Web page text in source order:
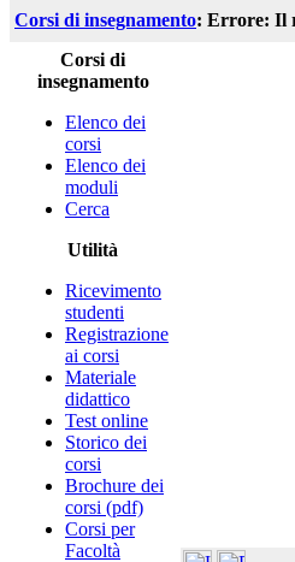
Corsi di insegnamento: Errore: Il
Corsi di
insegnamento
Elenco dei
corsi
Elenco dei
moduli
Cerca
Utilità
Ricevimento
studenti
Registrazione
ai corsi
Materiale
didattico
Test online
Storico dei
corsi
Brochure dei
corsi (pdf)
Corsi per
Facoltà